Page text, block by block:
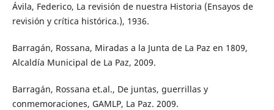
Ávila, Federico, La revisión de nuestra Historia (Ensayos de
revisión y crítica histórica.), 1936.
Barragán, Rossana, Miradas a la Junta de La Paz en 1809,
Alcaldía Municipal de La Paz, 2009.
Barragán, Rossana et.al., De juntas, guerrillas y
conmemoraciones, GAMLP, La Paz. 2009.